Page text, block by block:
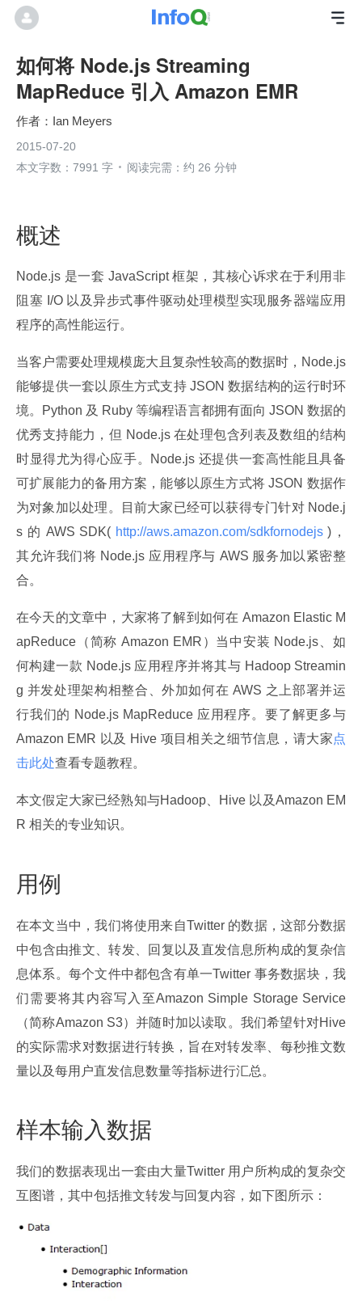
如何将 Node.js Streaming
MapReduce 引入 Amazon EMR
Ian Meyers
2015-07-20
本文字数：7991 字
阅读完需：约 26 分钟
概述
Node.js 是一套 JavaScript 框架，其核心诉求在于利用非
阻塞 I/O 以及异步式事件驱动处理模型实现服务器端应用
程序的高性能运行。
当客户需要处理规模庞大且复杂性较高的数据时，Node.js
能够提供一套以原生方式支持 JSON 数据结构的运行时环
境。Python 及 Ruby 等编程语言都拥有面向 JSON 数据的
优秀支持能力，但 Node.js 在处理包含列表及数组的结构
时显得尤为得心应手。Node.js 还提供一套高性能且具备
可扩展能力的备用方案，能够以原生方式将 JSON 数据作
为对象加以处理。目前大家已经可以获得专门针对 Node.j
s 的 AWS SDK( http://aws.amazon.com/sdkfornodejs )，
其允许我们将 Node.js 应用程序与 AWS 服务加以紧密整
合。
在今天的文章中，大家将了解到如何在 Amazon Elastic M
apReduce（简称 Amazon EMR）当中安装 Node.js、如
何构建一款 Node.js 应用程序并将其与 Hadoop Streamin
g 并发处理架构相整合、外加如何在 AWS 之上部署并运
行我们的 Node.js MapReduce 应用程序。要了解更多与
Amazon EMR 以及 Hive 项目相关之细节信息，请大家点
击此处查看专题教程。
本文假定大家已经熟知与Hadoop、Hive 以及Amazon EM
R 相关的专业知识。
用例
在本文当中，我们将使用来自Twitter 的数据，这部分数据
中包含由推文、转发、回复以及直发信息所构成的复杂信
息体系。每个文件中都包含有单一Twitter 事务数据块，我
们需要将其内容写入至Amazon Simple Storage Service
（简称Amazon S3）并随时加以读取。我们希望针对Hive
的实际需求对数据进行转换，旨在对转发率、每秒推文数
量以及每用户直发信息数量等指标进行汇总。
样本输入数据
我们的数据表现出一套由大量Twitter 用户所构成的复杂交
互图谱，其中包括推文转发与回复内容，如下图所示：